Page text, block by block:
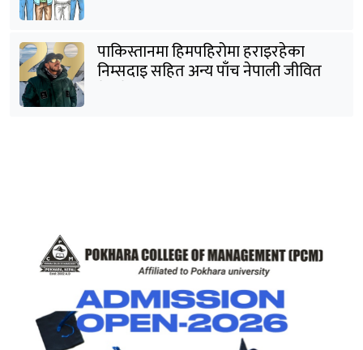
पाकिस्तानमा हिमपहिरोमा हराइरहेका
निम्सदाइ सहित अन्य पाँच नेपाली जीवित